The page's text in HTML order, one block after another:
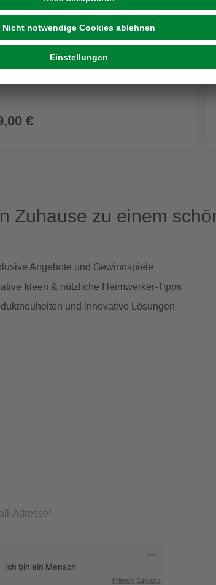
Parteien: 15, Freistehend, BxHxT:
€
Zuhause zu einem
Angebote und Gewinnspiele
Ideen & nützliche Heimwerker-Tipps
und innovative Lösungen
Adresse
Friendly Captcha